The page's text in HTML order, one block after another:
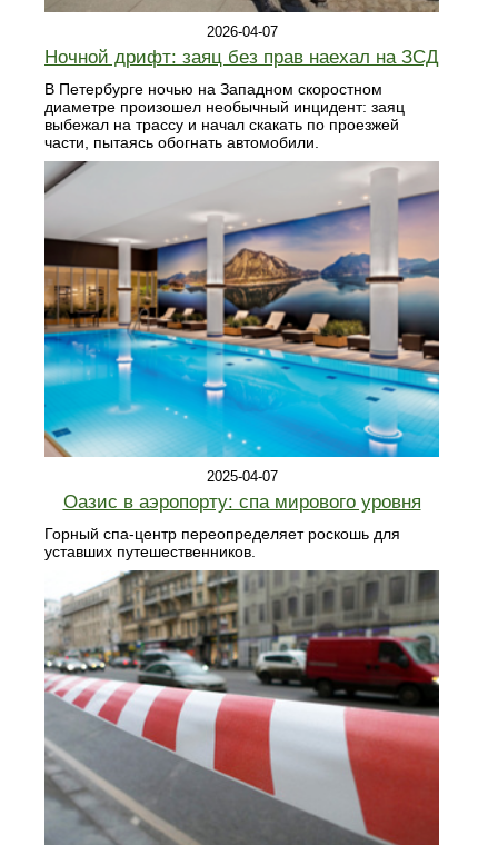
2026-04-07
Ночной дрифт: заяц без прав наехал на ЗСД
В Петербурге ночью на Западном скоростном
диаметре произошел необычный инцидент: заяц
выбежал на трассу и начал скакать по проезжей
части, пытаясь обогнать автомобили.
2025-04-07
Оазис в аэропорту: спа мирового уровня
Горный спа-центр переопределяет роскошь для
уставших путешественников.